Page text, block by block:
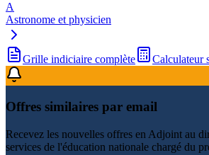
A
Astronome et physicien
Grille indiciaire complète Calculateur
Offres similaires par email
Recevez les nouvelles offres en Adjoint au
services de l'éducation nationale chargé du